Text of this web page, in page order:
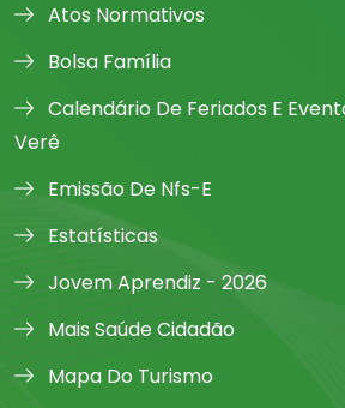
Atos Normativos
Bolsa Família
Calendário De Feriados E
Verê
Emissão De Nfs-E
Estatísticas
Jovem Aprendiz - 2026
Mais Saúde Cidadão
Mapa Do Turismo